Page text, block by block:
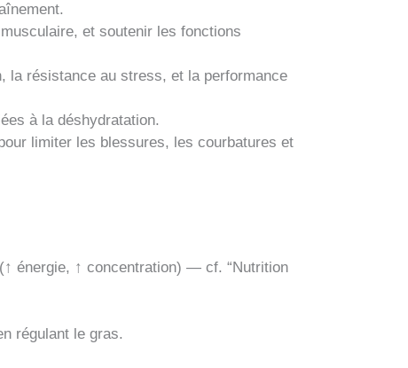
et soutenir les fonctions
la résistance au stress, et la performance
à la déshydratation.
limiter les blessures, les courbatures et
énergie, ↑ concentration) — cf. “Nutrition
régulant le gras.